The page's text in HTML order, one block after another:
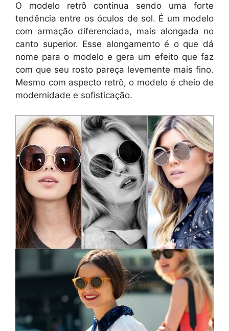
O modelo retrô continua sendo uma forte
tendência entre os óculos de sol. É um modelo
com armação diferenciada, mais alongada no
canto superior. Esse alongamento é o que dá
nome para o modelo e gera um efeito que faz
com que seu rosto pareça levemente mais fino.
Mesmo com aspecto retrô, o modelo é cheio de
modernidade e sofisticação.